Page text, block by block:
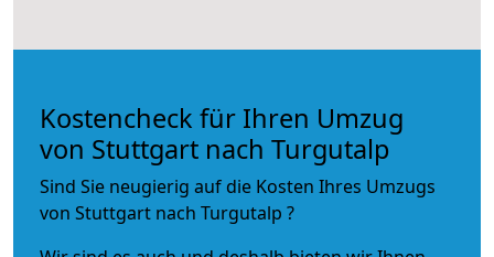
Kostencheck für Ihren Umzug
von Stuttgart nach Turgutalp
Sind Sie neugierig auf die Kosten Ihres Umzugs
von Stuttgart nach Turgutalp ?